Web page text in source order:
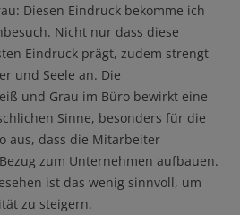
Diesen Eindruck bekomme ich
Nicht nur dass diese
Eindruck prägt, zudem strengt
und Seele an. Die
und Grau im Büro bewirkt eine
Sinne, besonders für die
aus, dass die Mitarbeiter
zum Unternehmen aufbauen.
ist das wenig sinnvoll, um
zu steigern.